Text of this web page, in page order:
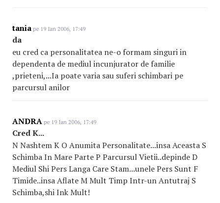
tania pe 19 Ian 2006, 17:49
da
eu cred ca personalitatea ne-o formam singuri in
dependenta de mediul incunjurator de familie
,prieteni,...Ia poate varia sau suferi schimbari pe
parcursul anilor
ANDRA pe 19 Ian 2006, 17:49
Cred K...
N Nashtem K O Anumita Personalitate...insa Aceasta S
Schimba In Mare Parte P Parcursul Vietii..depinde D
Mediul Shi Pers Langa Care Stam...unele Pers Sunt F
Timide..insa Aflate M Mult Timp Intr-un Antutraj S
Schimba,shi Ink Mult!